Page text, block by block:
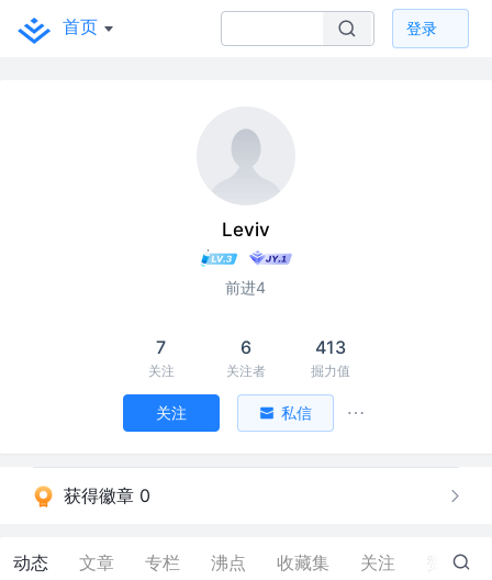
首页 登录
Leviv
前进4
7
关注
6
关注者
413
掘力值
关注 私信
获得徽章 0
动态 文章 专栏 沸点 收藏集 关注 68